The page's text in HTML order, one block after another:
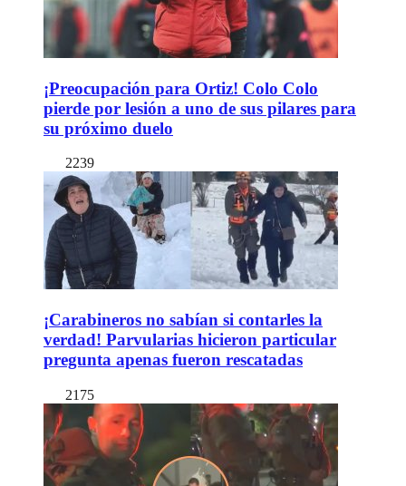
¡Preocupación para Ortiz! Colo Colo
pierde por lesión a uno de sus pilares para
su próximo duelo
2239
¡Carabineros no sabían si contarles la
verdad! Parvularias hicieron particular
pregunta apenas fueron rescatadas
2175